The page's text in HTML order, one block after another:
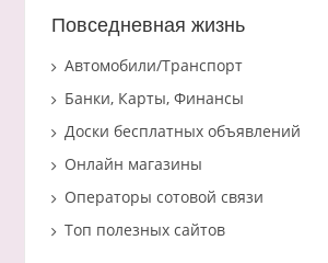
Повседневная жизнь
Автомобили/Транспорт
Банки, Карты, Финансы
Доски бесплатных объявлений
Онлайн магазины
Операторы сотовой связи
Топ полезных сайтов